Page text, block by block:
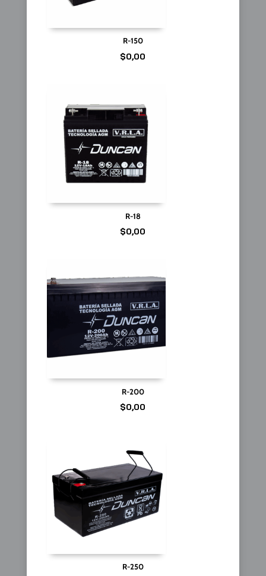
R-150
$0,00
R-18
$0,00
R-200
$0,00
R-250